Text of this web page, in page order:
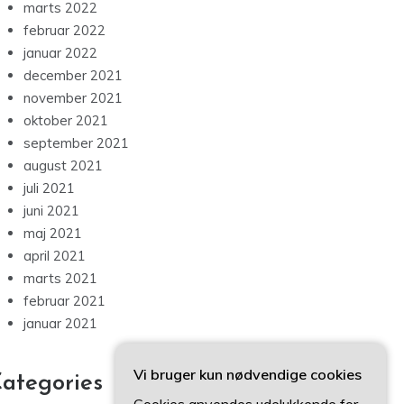
marts 2022
februar 2022
januar 2022
december 2021
november 2021
oktober 2021
september 2021
august 2021
juli 2021
juni 2021
maj 2021
april 2021
marts 2021
februar 2021
januar 2021
Vi bruger kun nødvendige cookies